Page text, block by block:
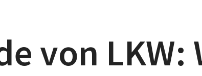
von LKW: